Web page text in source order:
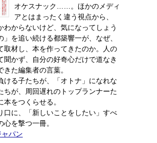
オケスナック……。ほかのメディ
アとはまったく違う視点から、
わからないけど、気になってしょう
」を追い続ける都築響一が、なぜ、
取材し、本を作ってきたのか。人の
聞かず、自分の好奇心だけで道なき
きた編集者の言葉。
ける子たちが、「オトナ」になれな
ちが、周回遅れのトップランナーた
本をつくらせる。
口に、「新しいことをしたい」すべ
心を撃つ一冊。
パン